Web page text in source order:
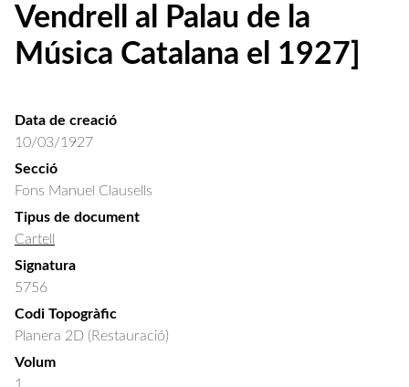
Vendrell al Palau de la
Música Catalana el 1927]
Data de creació
10/03/1927
Secció
Fons Manuel Clausells
Tipus de document
Cartell
Signatura
5756
Codi Topogràfic
Planera 2D (Restauració)
Volum